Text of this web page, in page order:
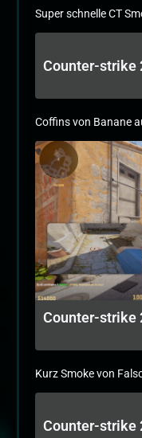
Super schnelle CT
Counter-strike
Coffins von Banane
Counter-strike
Kurz Smoke von
Counter-strike